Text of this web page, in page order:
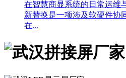
在智慧商显系统的日常运维
新替换是一项涉及软硬件协
在...